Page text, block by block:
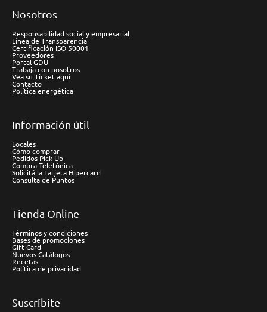
Nosotros
Responsabilidad social y empresarial
Línea de Transparencia
Certificación ISO 50001
Proveedores
Portal GDU
Trabaja con nosotros
Vea su Ticket aquí
Contacto
Política energética
Información útil
Locales
Cómo comprar
Pedidos Pick Up
Compra Telefónica
Solicitá la Tarjeta Hipercard
Consulta de Puntos
Tienda Online
Términos y condiciones
Bases de promociones
Gift Card
Nuevos Catálogos
Recetas
Política de privacidad
Suscríbite